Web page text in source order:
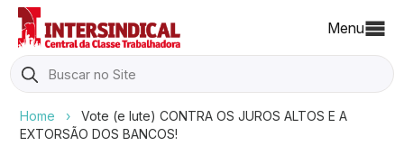
Menu
Search
for:
Home ›
Vote (e lute) CONTRA OS JUROS ALTOS E A
EXTORSÃO DOS BANCOS!